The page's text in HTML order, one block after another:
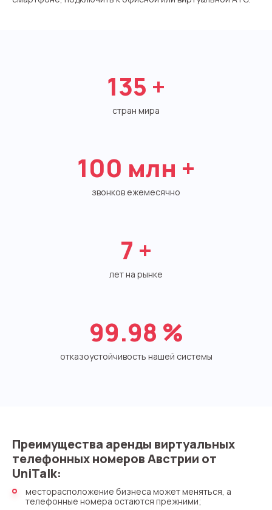
Конструктор телефонных событий
Дополнительные услуги
номеров
135 +
стран мира
100 млн +
звонков ежемесячно
7 +
лет на рынке
99.98 %
отказоустойчивость нашей системы
Преимущества аренды виртуальных
телефонных номеров Австрии от
UniTalk:
месторасположение бизнеса может меняться, а
телефонные номера остаются прежними;